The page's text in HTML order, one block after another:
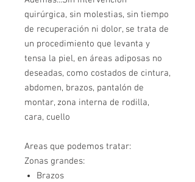
quirúrgica, sin molestias, sin tiempo
de recuperación ni dolor, se trata de
un procedimiento que levanta y
tensa la piel, en áreas adiposas no
deseadas, como costados de cintura,
abdomen, brazos, pantalón de
montar, zona interna de rodilla,
cara, cuello
Areas que podemos tratar:
Zonas grandes:
Brazos